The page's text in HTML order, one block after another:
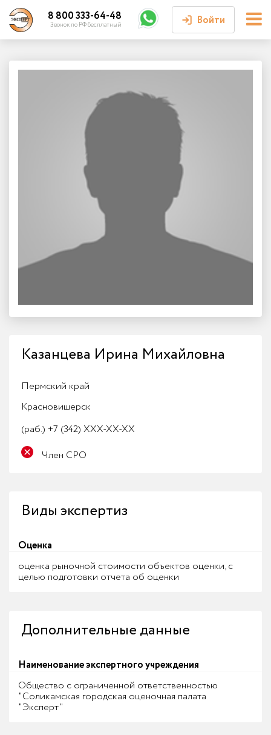
Войти
Войти или
зарегистрироваться
Личный кабинет
8 800 333-64-48
Звонок по РФ бесплатный
Казанцева Ирина Михайловна
Пермский край
Красновишерск
(раб.) +7 (342) XXX-XX-XX
Член СРО
Виды экспертиз
Оценка
оценка рыночной стоимости объектов оценки, с
целью подготовки отчета об оценки
Дополнительные данные
Наименование экспертного учреждения
Общество с ограниченной ответственностью
"Соликамская городская оценочная палата
"Эксперт"